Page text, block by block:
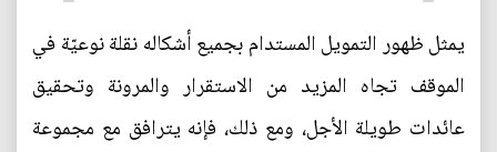
يمثل ظهور التمويل المستدام بجميع أشكاله نقلة نوعيّة في
الموقف تجاه المزيد من الاستقرار والمرونة وتحقيق
عائدات طويلة الأجل، ومع ذلك، فإنه يترافق مع مجموعة